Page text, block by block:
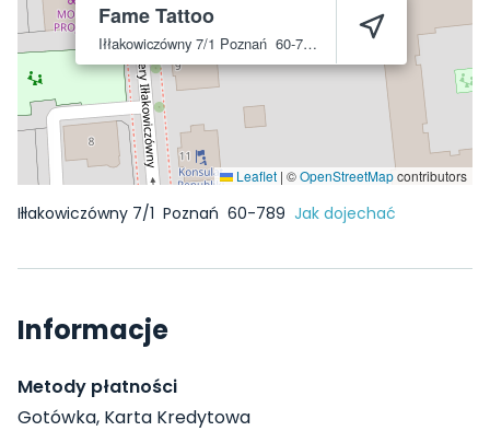
Fame Tattoo
Iłłakowiczówny 7/1 Poznań 60-789
Leaflet | ©OpenStreetMapcontributors
Iłłakowiczówny 7/1 Poznań 60-789 Jak dojechać
Informacje
Metody płatności
Gotówka, Karta Kredytowa